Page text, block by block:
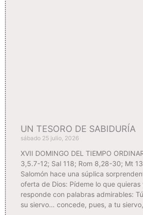
UN TESORO DE SABIDURÍA
sábado 25 julio, 2026
XVII DOMINGO DEL TIEMPO
3,5.7-12; Sal 118; Rom 8,28-30; Mt
Salomón hace una súplica
oferta de Dios: Pídeme lo que quieras
responde con palabras admirables:
su siervo… concede, pues, a tu siervo,